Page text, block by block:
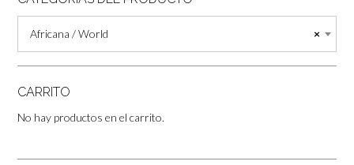
×
Africana / World
CARRITO
No hay productos en el carrito.